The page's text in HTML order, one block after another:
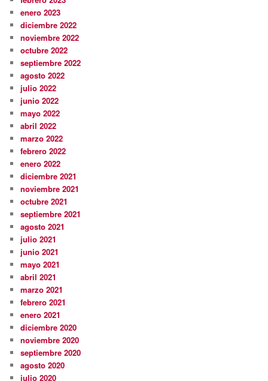
enero 2023
diciembre 2022
noviembre 2022
octubre 2022
septiembre 2022
agosto 2022
julio 2022
junio 2022
mayo 2022
abril 2022
marzo 2022
febrero 2022
enero 2022
diciembre 2021
noviembre 2021
octubre 2021
septiembre 2021
agosto 2021
julio 2021
junio 2021
mayo 2021
abril 2021
marzo 2021
febrero 2021
enero 2021
diciembre 2020
noviembre 2020
septiembre 2020
agosto 2020
julio 2020